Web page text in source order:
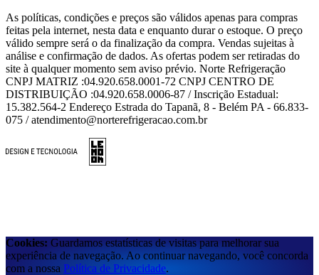
As políticas, condições e preços são válidos apenas para compras
feitas pela internet, nesta data e enquanto durar o estoque. O preço
válido sempre será o da finalização da compra. Vendas sujeitas à
análise e confirmação de dados. As ofertas podem ser retiradas do
site à qualquer momento sem aviso prévio. Norte Refrigeração
CNPJ MATRIZ :04.920.658.0001-72 CNPJ CENTRO DE
DISTRIBUIÇÃO :04.920.658.0006-87 / Inscrição Estadual:
15.382.564-2 Endereço Estrada do Tapanã, 8 - Belém PA - 66.833-
075 / atendimento@norterefrigeracao.com.br
Cookies: Guardamos estatísticas de visitas para melhorar sua
experiência de navegação. Ao continuar navegando, você concorda
com a nossa Política de Privacidade.